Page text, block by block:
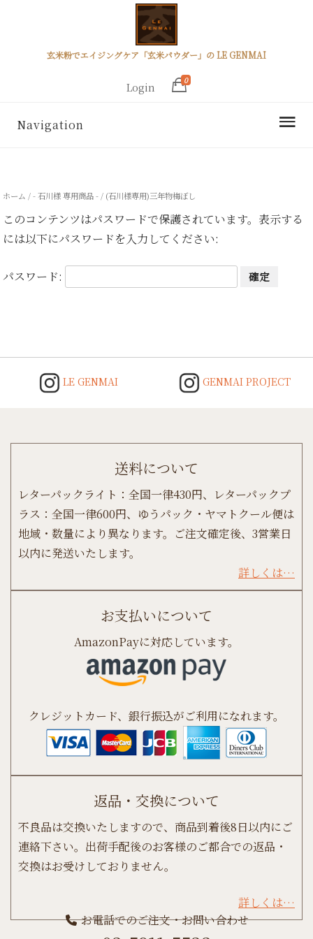
玄米粉でエイジングケア「玄米パウダー」の LE GENMAI
Login
0
Navigation
ホーム /- 石川様 専用商品 - / (石川様専用)三年物梅ぼし
このコンテンツはパスワードで保護されています。表示する
には以下にパスワードを入力してください:
パスワード:
LE GENMAI GENMAI PROJECT
送料について
レターパックライト：全国一律430円、レターパックプ
ラス：全国一律600円、ゆうパック・ヤマトクール便は
地域・数量により異なります。ご注文確定後、3営業日
以内に発送いたします。
詳しくは…
お支払いについて
AmazonPayに対応しています。
クレジットカード、銀行振込がご利用になれます。
返品・交換について
不良品は交換いたしますので、商品到着後8日以内にご
連絡下さい。出荷手配後のお客様のご都合での返品・
交換はお受けしておりません。
詳しくは…
お電話でのご注文・お問い合わせ